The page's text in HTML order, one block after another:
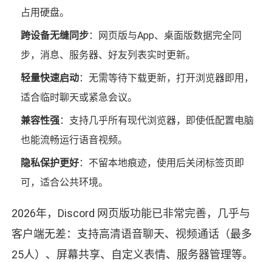
占用硬盘。
跨设备无缝同步：网页版与App、桌面版数据完全同
步，消息、服务器、好友列表实时更新。
轻量快速启动：无需等待下载更新，打开浏览器即用，
适合临时聊天或紧急会议。
兼容性强：支持几乎所有现代浏览器，即使低配置电脑
也能流畅运行语音视频。
隐私保护更好：不留本地痕迹，使用后关闭标签页即
可，适合公共环境。
2026年，Discord 网页版功能已非常完善，几乎与
客户端无差：支持高清语音聊天、视频通话（最多
25人）、屏幕共享、自定义表情、服务器管理等。